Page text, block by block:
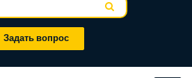
Задать вопрос